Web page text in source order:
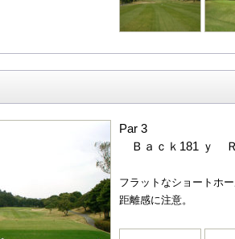
Par 3
Ｂａｃｋ181 ｙ
フラットなショートホ
距離感に注意。